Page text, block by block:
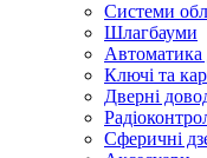
Системи
Шлагбауми
Автоматика
Ключі та
Дверні
Сферичні